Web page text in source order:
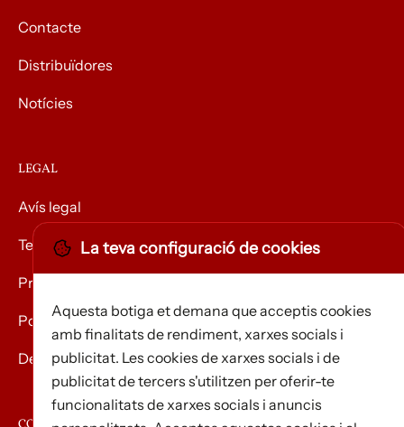
Contacte
Distribuïdores
Notícies
LEGAL
Avís legal
Termes i condicions
Privacitat
Política de Cookies
Devolució de mercaderies
La teva configuració de cookies
Aquesta botiga et demana que acceptis cookies
amb finalitats de rendiment, xarxes socials i
publicitat. Les cookies de xarxes socials i de
publicitat de tercers s'utilitzen per oferir-te
funcionalitats de xarxes socials i anuncis